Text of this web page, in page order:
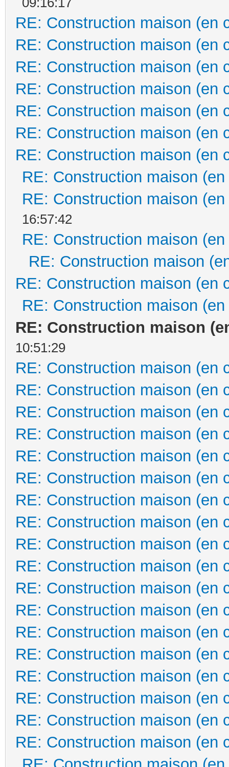
RE: Construction maison (en
RE: Construction maison (en
RE: Construction maison (en
RE: Construction maison (en
RE: Construction maison (en
RE: Construction maison (en
RE: Construction maison (en
RE: Construction maison
RE: Construction maison
16:57:42
RE: Construction maison
RE: Construction maison
RE: Construction maison (en
RE: Construction maison
RE: Construction maison
10:51:29
RE: Construction maison (en
RE: Construction maison (en
RE: Construction maison (en
RE: Construction maison (en
RE: Construction maison (en
RE: Construction maison (en
RE: Construction maison (en
RE: Construction maison (en
RE: Construction maison (en
RE: Construction maison (en
RE: Construction maison (en
RE: Construction maison (en
RE: Construction maison (en
RE: Construction maison (en
RE: Construction maison (en
RE: Construction maison (en
RE: Construction maison (en
RE: Construction maison (en